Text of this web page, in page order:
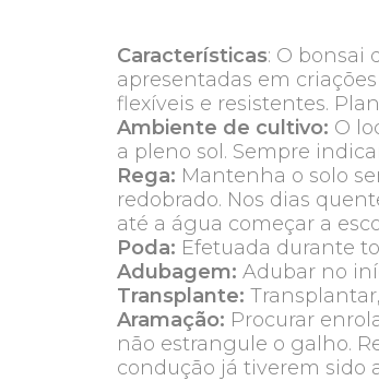
Características: O bonsai
apresentadas em
flexíveis e resistentes.
Ambiente de cultivo: O
a pleno sol. Sempre
Rega: Mantenha o solo
redobrado. Nos dias
até a água começar a
Poda: Efetuada durante
Adubagem: Adubar no
Transplante:
Aramação: Procurar
não estrangule o galho.
condução já tiverem sido